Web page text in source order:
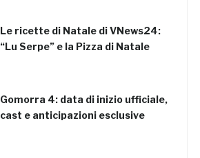
Le ricette di Natale di VNews24:
“Lu Serpe” e la Pizza di Natale
Gomorra 4: data di inizio ufficiale,
cast e anticipazioni esclusive